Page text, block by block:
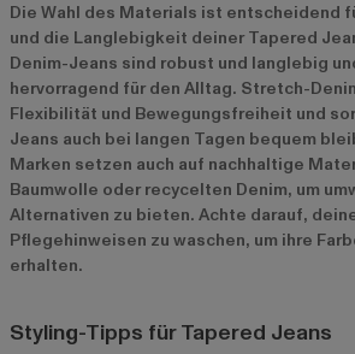
Die Wahl des Materials ist entscheidend
und die Langlebigkeit deiner Tapered
Denim-Jeans sind robust und langlebig
hervorragend für den Alltag. Stretch-
Flexibilität und Bewegungsfreiheit und
Jeans auch bei langen Tagen bequem
Marken setzen auch auf nachhaltige
Baumwolle oder recycelten Denim, um
Alternativen zu bieten. Achte darauf,
Pflegehinweisen zu waschen, um ihre
erhalten.
Styling-Tipps für Tapered Jeans